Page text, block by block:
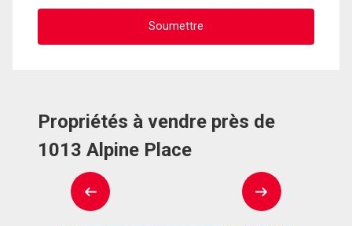
Propriétés à vendre près de
1013 Alpine Place